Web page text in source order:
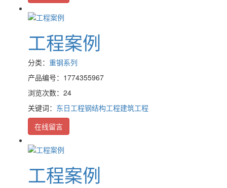
工程案例
分类： 重钢系列
产品编号：1774355967
浏览次数：24
关键词： 东日工程钢结构工程建筑工程
在线留言
工程案例